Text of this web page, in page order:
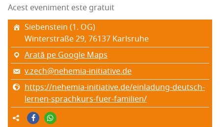
Acest eveniment este gratuit
Sie­ben­ste­in (1. OG)
Win­ter­stra­ße 29, 76137 Karl­sru­he
Arată pe Google Maps
v.zech@nehemia-initiative.de
https://nehemia-initiative.de/einladung-deutsch-
lernen-sprachkurs-fuer-familien/